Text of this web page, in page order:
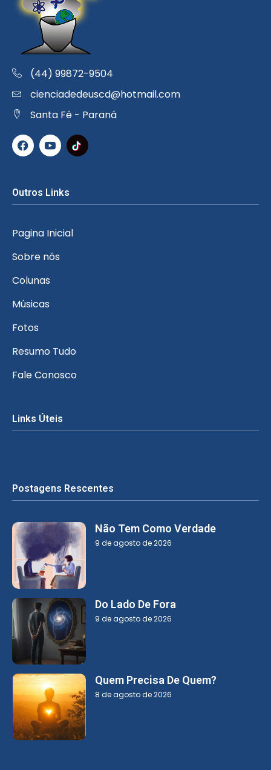
(44) 99872-9504
cienciadedeuscd@hotmail.com
Santa Fé - Paraná
Outros Links
Pagina Inicial
Sobre nós
Colunas
Músicas
Fotos
Resumo Tudo
Fale Conosco
Links Úteis
Postagens Rescentes
Não Tem Como Verdade
9 de agosto de 2026
Do Lado De Fora
9 de agosto de 2026
Quem Precisa De Quem?
8 de agosto de 2026